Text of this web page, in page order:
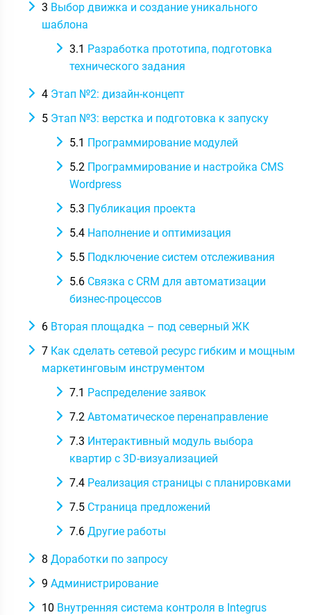
3 Выбор движка и создание уникального
шаблона
3.1 Разработка прототипа, подготовка
технического задания
4 Этап №2: дизайн-концепт
5 Этап №3: верстка и подготовка к запуску
5.1 Программирование модулей
5.2 Программирование и настройка CMS
Wordpress
5.3 Публикация проекта
5.4 Наполнение и оптимизация
5.5 Подключение систем отслеживания
5.6 Связка с CRM для автоматизации
бизнес-процессов
6 Вторая площадка – под северный ЖК
7 Как сделать сетевой ресурс гибким и мощным
маркетинговым инструментом
7.1 Распределение заявок
7.2 Автоматическое перенаправление
7.3 Интерактивный модуль выбора
квартир с 3D-визуализацией
7.4 Реализация страницы с планировками
7.5 Страница предложений
7.6 Другие работы
8 Доработки по запросу
9 Администрирование
10 Внутренняя система контроля в Integrus